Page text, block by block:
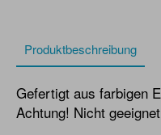
Produktbeschreibung
Gefertigt aus farbigen
Achtung! Nicht